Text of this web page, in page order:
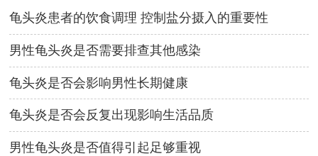
龟头炎患者的饮食调理 控制盐分摄入的重要性
男性龟头炎是否需要排查其他感染
龟头炎是否会影响男性长期健康
龟头炎是否会反复出现影响生活品质
男性龟头炎是否值得引起足够重视